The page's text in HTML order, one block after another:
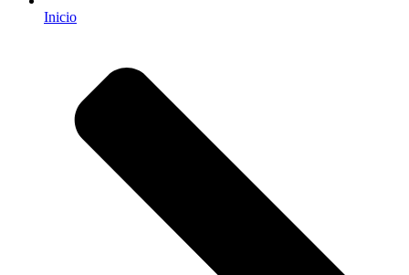
Inicio